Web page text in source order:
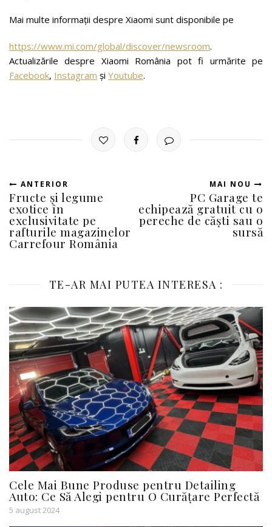
Mai multe informații despre Xiaomi sunt disponibile pe
https://www.mi.com/global/discover/newsroom.
Actualizările despre Xiaomi România pot fi urmărite pe
Facebook, Instagram și Youtube.
ANTERIOR
Fructe și legume
exotice în
exclusivitate pe
rafturile magazinelor
Carrefour România
MAI NOU
PC Garage te
echipează gratuit cu o
pereche de căști sau o
sursă
TE-AR MAI PUTEA INTERESA :
Cele Mai Bune Produse pentru Detailing
Auto: Ce Să Alegi pentru O Curățare Perfectă
5 august 2024